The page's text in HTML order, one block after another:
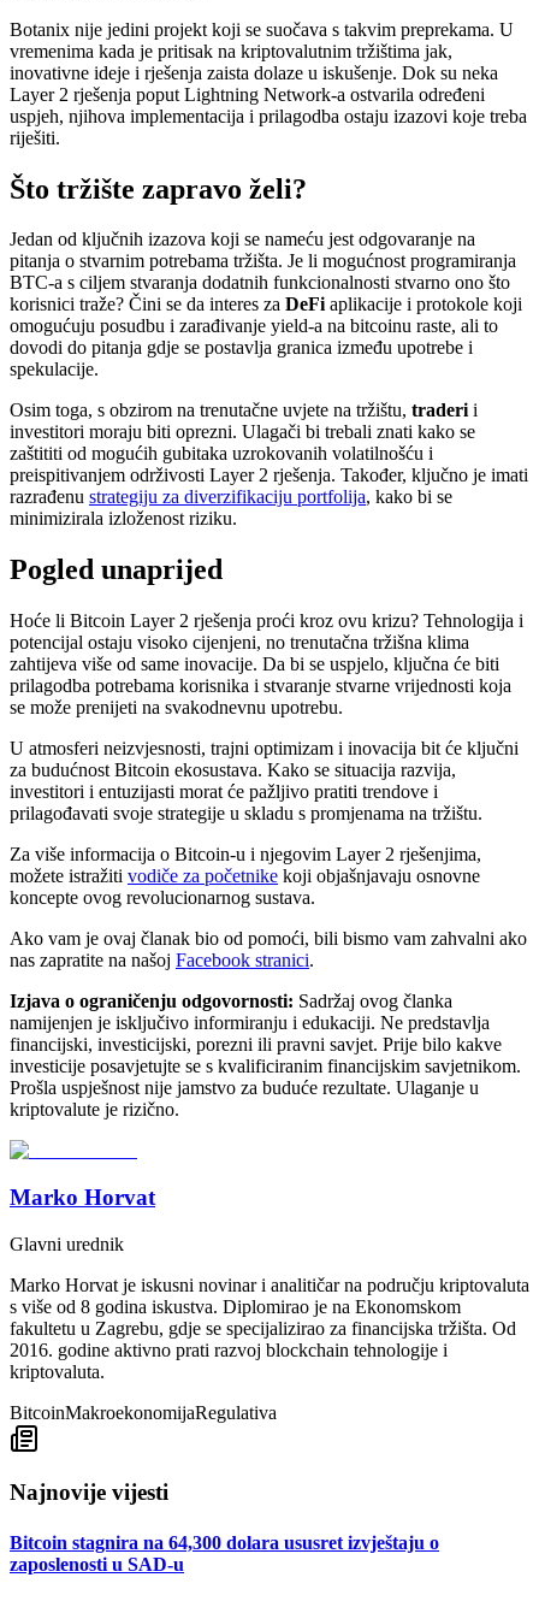
Botanix nije jedini projekt koji se suočava s takvim preprekama. U
vremenima kada je pritisak na kriptovalutnim tržištima jak,
inovativne ideje i rješenja zaista dolaze u iskušenje. Dok su neka
Layer 2 rješenja poput Lightning Network-a ostvarila određeni
uspjeh, njihova implementacija i prilagodba ostaju izazovi koje treba
riješiti.
Što tržište zapravo želi?
Jedan od ključnih izazova koji se nameću jest odgovaranje na
pitanja o stvarnim potrebama tržišta. Je li mogućnost programiranja
BTC-a s ciljem stvaranja dodatnih funkcionalnosti stvarno ono što
korisnici traže? Čini se da interes za DeFiaplikacije i protokole koji
omogućuju posudbu i zarađivanje yield-a na bitcoinu raste, ali to
dovodi do pitanja gdje se postavlja granica između upotrebe i
spekulacije.
Osim toga, s obzirom na trenutačne uvjete na tržištu, traderii
investitori moraju biti oprezni. Ulagači bi trebali znati kako se
zaštititi od mogućih gubitaka uzrokovanih volatilnošću i
preispitivanjem održivosti Layer 2 rješenja. Također, ključno je imati
razrađenu strategiju za diverzifikaciju portfolija, kako bi se
minimizirala izloženost riziku.
Pogled unaprijed
Hoće li Bitcoin Layer 2 rješenja proći kroz ovu krizu? Tehnologija i
potencijal ostaju visoko cijenjeni, no trenutačna tržišna klima
zahtijeva više od same inovacije. Da bi se uspjelo, ključna će biti
prilagodba potrebama korisnika i stvaranje stvarne vrijednosti koja
se može prenijeti na svakodnevnu upotrebu.
U atmosferi neizvjesnosti, trajni optimizam i inovacija bit će ključni
za budućnost Bitcoin ekosustava. Kako se situacija razvija,
investitori i entuzijasti morat će pažljivo pratiti trendove i
prilagođavati svoje strategije u skladu s promjenama na tržištu.
Za više informacija o Bitcoin-u i njegovim Layer 2 rješenjima,
možete istražiti vodiče za početnike koji objašnjavaju osnovne
koncepte ovog revolucionarnog sustava.
Ako vam je ovaj članak bio od pomoći, bili bismo vam zahvalni ako
nas zapratite na našoj Facebook stranici.
Izjava o ograničenju odgovornosti: Sadržaj ovog članka
namijenjen je isključivo informiranju i edukaciji. Ne predstavlja
financijski, investicijski, porezni ili pravni savjet. Prije bilo kakve
investicije posavjetujte se s kvalificiranim financijskim savjetnikom.
Prošla uspješnost nije jamstvo za buduće rezultate. Ulaganje u
kriptovalute je rizično.
Marko Horvat
Glavni urednik
Marko Horvat je iskusni novinar i analitičar na području kriptovaluta
s više od 8 godina iskustva. Diplomirao je na Ekonomskom
fakultetu u Zagrebu, gdje se specijalizirao za financijska tržišta. Od
2016. godine aktivno prati razvoj blockchain tehnologije i
kriptovaluta.
BitcoinMakroekonomijaRegulativa
Najnovije vijesti
Bitcoin stagnira na 64,300 dolara ususret izvještaju o
zaposlenosti u SAD-u